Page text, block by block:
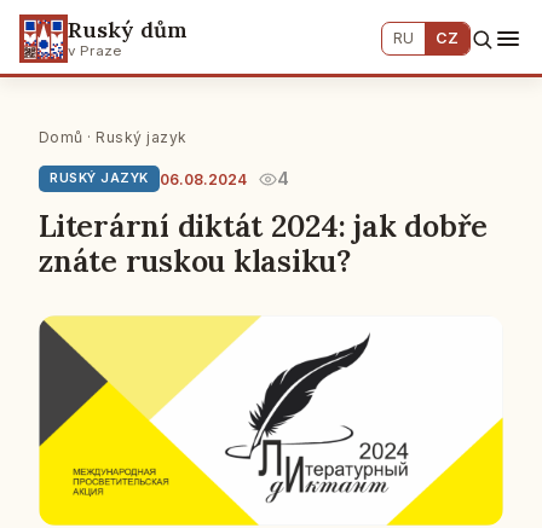
Ruský dům
v Praze
RU CZ
Domů · Ruský jazyk
RUSKÝ JAZYK 06.08.2024 4
Literární diktát 2024: jak dobře
znáte ruskou klasiku?